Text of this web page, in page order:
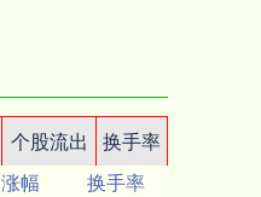
个股流出
换手率
涨幅
换手率